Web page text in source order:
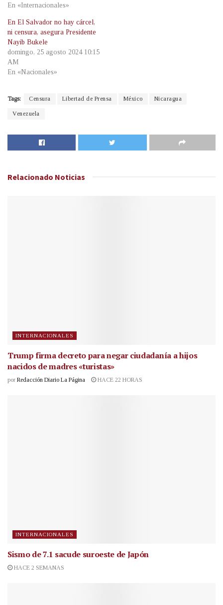
En «Internacionales»
En El Salvador no hay cárcel,
ni censura, asegura Presidente
Nayib Bukele
domingo, 25 agosto 2024 10:15
AM
En «Nacionales»
Tags: Censura Libertad de Prensa México Nicaragua
Venezuela
Relacionado Noticias
INTERNACIONALES
Trump firma decreto para negar ciudadanía a hijos
nacidos de madres «turistas»
por Redacción Diario La Página HACE 22 HORAS
INTERNACIONALES
Sismo de 7.1 sacude suroeste de Japón
HACE 2 SEMANAS